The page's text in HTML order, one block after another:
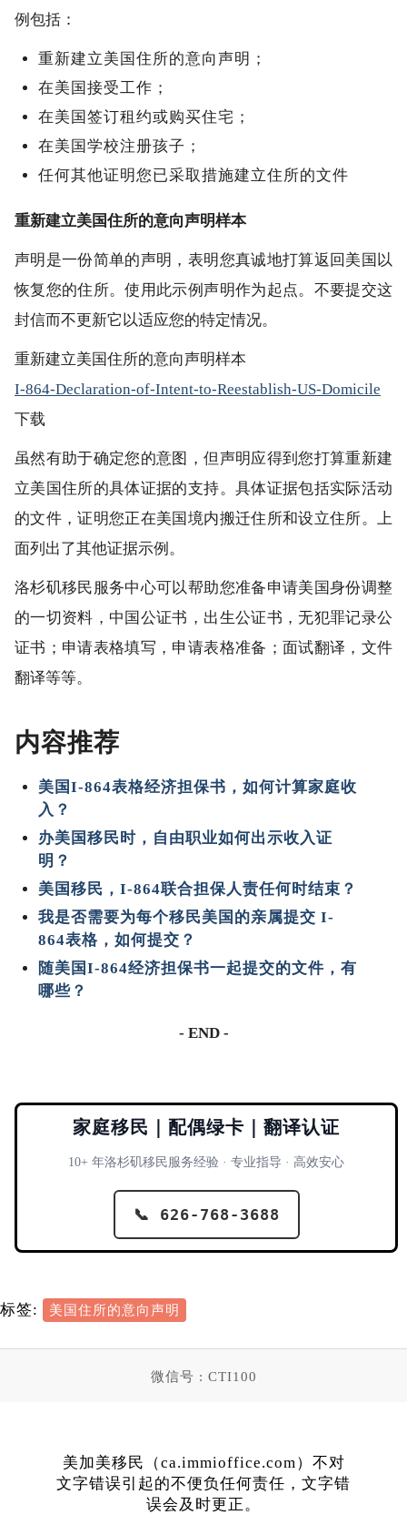
例包括：
重新建立美国住所的意向声明；
在美国接受工作；
在美国签订租约或购买住宅；
在美国学校注册孩子；
任何其他证明您已采取措施建立住所的文件
重新建立美国住所的意向声明样本
声明是一份简单的声明，表明您真诚地打算返回美国以
恢复您的住所。使用此示例声明作为起点。不要提交这
封信而不更新它以适应您的特定情况。
重新建立美国住所的意向声明样本
I-864-Declaration-of-Intent-to-Reestablish-US-Domicile
下载
虽然有助于确定您的意图，但声明应得到您打算重新建
立美国住所的具体证据的支持。具体证据包括实际活动
的文件，证明您正在美国境内搬迁住所和设立住所。上
面列出了其他证据示例。
洛杉矶移民服务中心可以帮助您准备申请美国身份调整
的一切资料，中国公证书，出生公证书，无犯罪记录公
证书；申请表格填写，申请表格准备；面试翻译，文件
翻译等等。
内容推荐
美国I-864表格经济担保书，如何计算家庭收
入？
办美国移民时，自由职业如何出示收入证
明？
美国移民，I-864联合担保人责任何时结束？
我是否需要为每个移民美国的亲属提交 I-
864表格，如何提交？
随美国I-864经济担保书一起提交的文件，有
哪些？
- END -
家庭移民｜配偶绿卡｜翻译认证
10+ 年洛杉矶移民服务经验 · 专业指导 · 高效安心
📞 626-768-3688
标签: 美国住所的意向声明
微信号 : CTI100
美加美移民（ca.immioffice.com）不对
文字错误引起的不便负任何责任，文字错
误会及时更正。